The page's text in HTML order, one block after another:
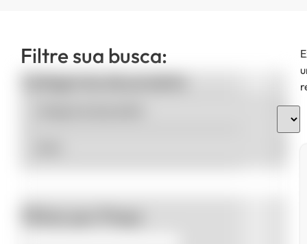
Filtre sua busca:
Categorias de produto